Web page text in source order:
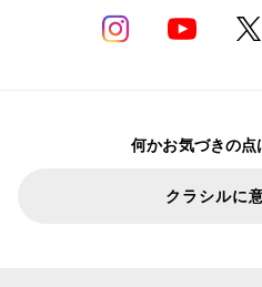
何かお気づきの点
クラシルに